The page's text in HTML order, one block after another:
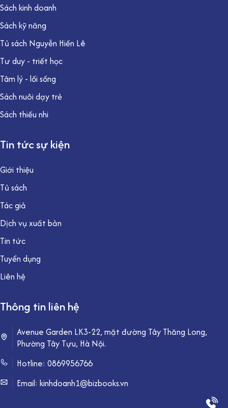
Sách kinh doanh
Sách kỹ năng
Tủ sách Nguyễn Hiến Lê
Tư duy - triết học
Tâm lý - lối sống
Sách nuôi dạy trẻ
Sách thiếu nhi
Tin tức sự kiện
Giới thiệu
Tủ sách
Tác giả
Dịch vụ xuất bản
Tin tức
Tuyển dụng
Liên hệ
Thông tin liên hệ
Avenue Garden LK3-22, mặt đường Tây Thăng Long,
Phường Tây Tựu, Hà Nội.
Hotline: 0869956766
Email: kinhdoanh1@bizbooks.vn